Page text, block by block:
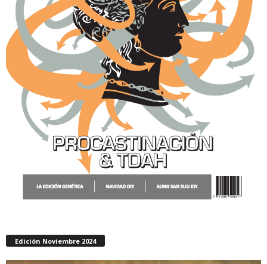
Edición Noviembre 2024